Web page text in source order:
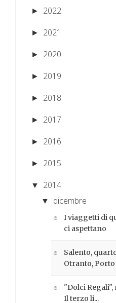
► 2022
► 2021
► 2020
► 2019
► 2018
► 2017
► 2016
► 2015
▼ 2014
▼ dicembre
I viaggetti di
ci aspettano
Salento,
Otranto, Porto
"Dolci Regali",
Il terzo li...